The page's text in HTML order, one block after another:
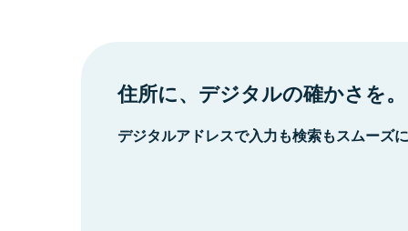
住所に、デジタルの確かさを。
デジタルアドレスで入力も検索もスムーズ